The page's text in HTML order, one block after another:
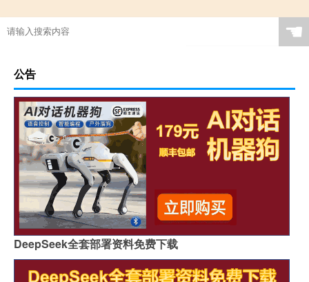
☚
公告
DeepSeek全套部署资料免费下载